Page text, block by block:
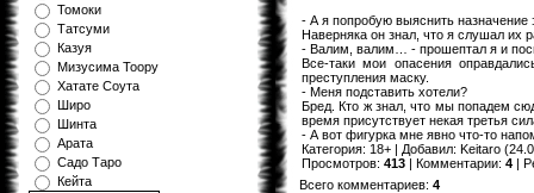
Томоки
Татсуми
Казуя
Мизуcима Тоору
Хатате Соута
Широ
Шинта
Арата
Садо Таро
Кейта
- А я попробую выяснить назначение
Наверняка он знал, что я слушал их
- Валим, валим… - прошептал я и
Все-таки мои опасения
преступления маску.
- Меня подставить хотели?
Бред. Кто ж знал, что мы попадем
время присутствует некая третья
- А вот фигурка мне явно что-то
Категория: 18+ | Добавил: Keitaro
Просмотров: 413 | Комментарии: 4 |
Всего комментариев: 4